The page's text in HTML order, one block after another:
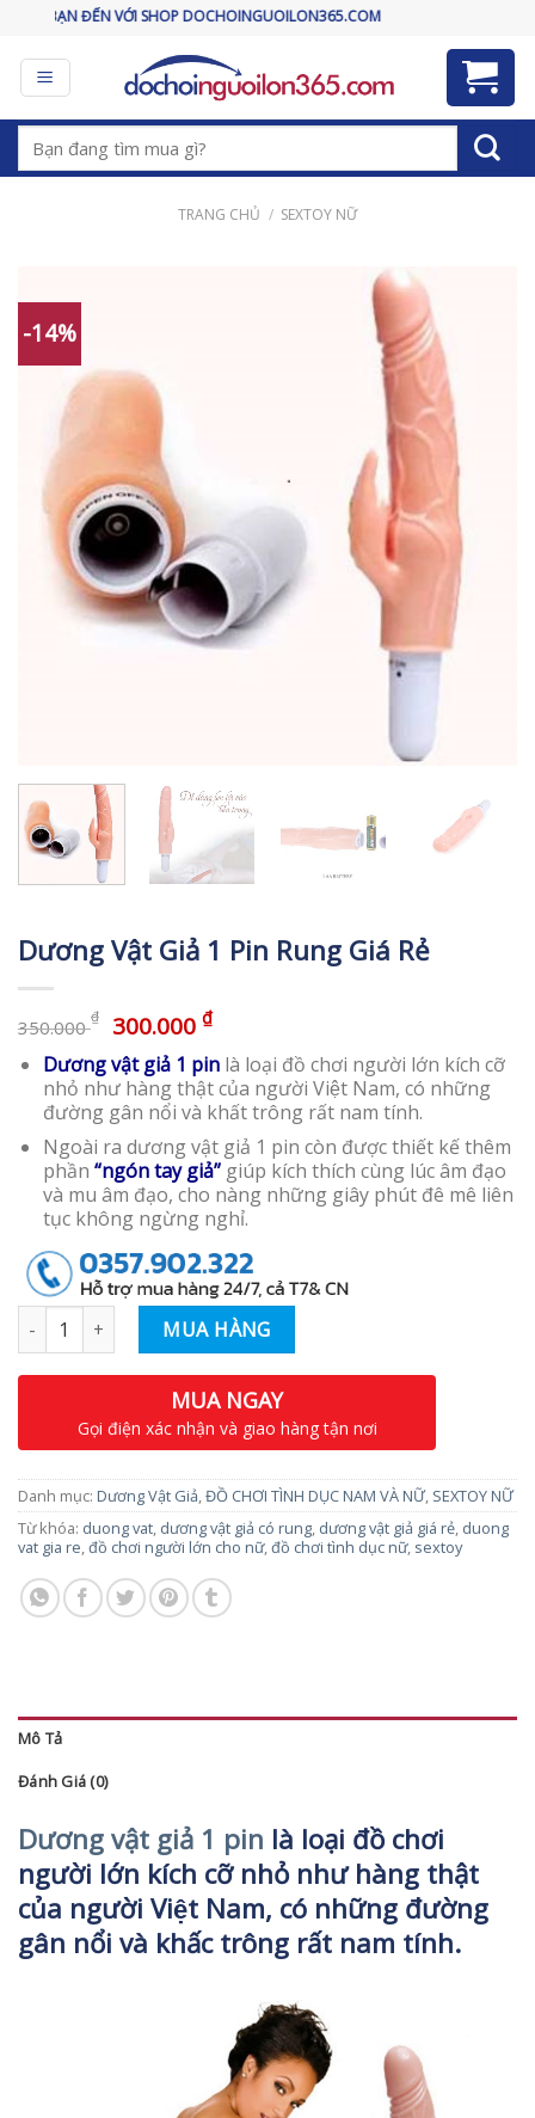
content
VỚI SHOP DOCHOINGUOILON365.COM
Tìm
kiếm:
TRANG CHỦ / SEXTOY NỮ
-14%
Dương Vật Giả 1 Pin Rung Giá Rẻ
350.000₫ 300.000 ₫
Dương vật giả 1 pinlà loại đồ chơi người lớn kích cỡ
nhỏ như hàng thật của người Việt Nam, có những
đường gân nổi và khất trông rất nam tính.
Ngoài ra dương vật giả 1 pin còn được thiết kế thêm
phần “ngón tay giả” giúp kích thích cùng lúc âm đạo
và mu âm đạo, cho nàng những giây phút đê mê liên
tục không ngừng nghỉ.
MUA HÀNG
MUA NGAY
Gọi điện xác nhận và giao hàng tận nơi
Danh mục: Dương Vật Giả,ĐỒ CHƠI TÌNH DỤC NAM VÀ NỮ, SEXTOY NỮ
Từ khóa: duong vat, dương vật giả có rung, dương vật giả giá rẻ, duong
vat gia re,đồ chơi người lớn cho nữ,đồ chơi tình dục nữ, sextoy
Mô Tả
Đánh Giá (0)
Dương vật giả 1 pin là loại đồ chơi
người lớn kích cỡ nhỏ như hàng thật
của người Việt Nam, có những đường
gân nổi và khấc trông rất nam tính.